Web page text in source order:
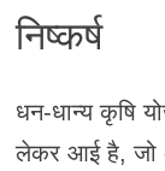
निष्कर्ष
धन-धान्य कृषि
लेकर आई है, जो